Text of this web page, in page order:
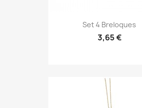
Set 4 Breloques
3,65 €